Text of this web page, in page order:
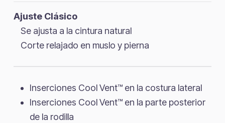
Ajuste Clásico
Se ajusta a la cintura natural
Corte relajado en muslo y pierna
Inserciones Cool Vent™ en la costura lateral
Inserciones Cool Vent™ en la parte posterior
de la rodilla